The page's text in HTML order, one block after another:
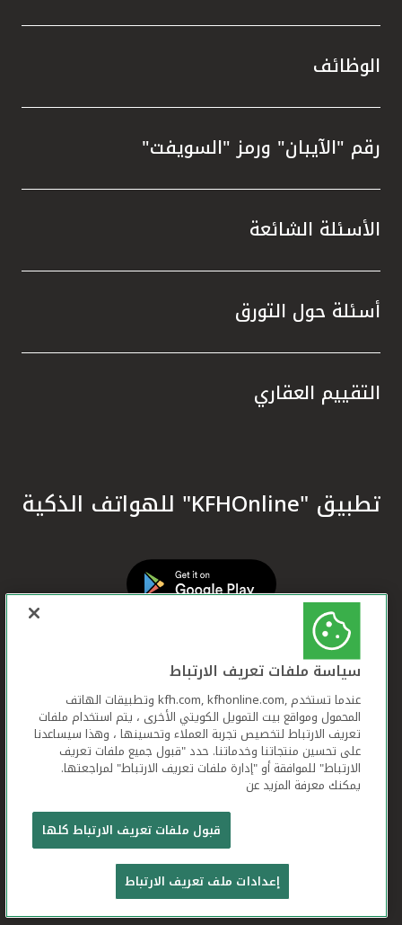
تواصل معنا
الوظائف
رقم "الآيبان" ورمز "السويفت"
الأسئلة الشائعة
أسئلة حول التورق
التقييم العقاري
تطبيق "KFHOnline" للهواتف الذكية
بيت التمويل الكويتي جميع الحقوق محفوظة © 2026
شروط وأحكام استخدام الموقع الإلكتروني
تعريف الارتباط بيان الخصوصية
سياسة ملفات تعريف الارتباط
عندما تستخدم ,kfh.com, kfhonline.com وتطبيقات الهاتف
المحمول ومواقع بيت التمويل الكويتي الأخرى ، يتم استخدام ملفات
تعريف الارتباط لتخصيص تجربة العملاء وتحسينها ، وهذا سيساعدنا
على تحسين منتجاتنا وخدماتنا. حدد "قبول جميع ملفات تعريف
الارتباط" للموافقة أو "إدارة ملفات تعريف الارتباط" لمراجعتها.
يمكنك معرفة المزيد عن
قبول ملفات تعريف الارتباط كلها
إعدادات ملف تعريف الارتباط